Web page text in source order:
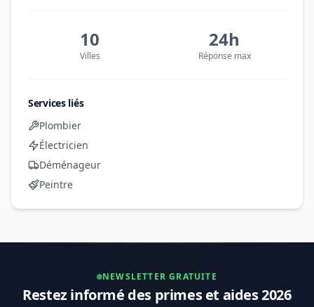
10
Villes
24h
Réponse max
Services liés
Plombier
Électricien
Déménageur
Peintre
NEWSLETTER GRATUITE
Restez informé des primes et aides 2026